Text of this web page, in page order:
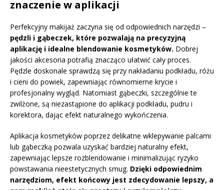
znaczenie w aplikacji
Perfekcyjny makijaż zaczyna się od odpowiednich narzędzi –
pędzli i gąbeczek, które pozwalają na precyzyjną
aplikację i idealne blendowanie kosmetyków. Dobrej
jakości akcesoria potrafią znacząco ułatwić cały proces.
Pędzle doskonale sprawdzą się przy nakładaniu podkładu, różu
i cieni do powiek, zapewniając równomierne krycie i
profesjonalny wygląd. Natomiast gąbeczki, szczególnie te
zwilżone, są niezastąpione do aplikacji podkładu, pudru i
korektora, dając efekt naturalnego wykończenia.
Aplikacja kosmetyków poprzez delikatne wklepywanie palcami
lub gąbeczką pozwala uzyskać bardziej naturalny efekt,
zapewniając lepsze rozblendowanie i minimalizując ryzyko
powstawania nieestetycznych smug. Dzięki odpowiednim
narzędziom, efekt końcowy jest zdecydowanie lepszy, a